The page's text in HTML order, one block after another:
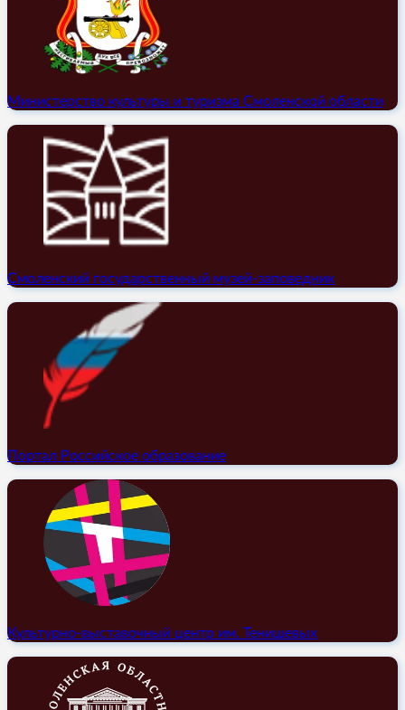
Министерство культуры и туризма Смоленской области
Смоленский государственный музей-заповедник
Портал Российское образование
Культурно-выставочный центр им. Тенишевых